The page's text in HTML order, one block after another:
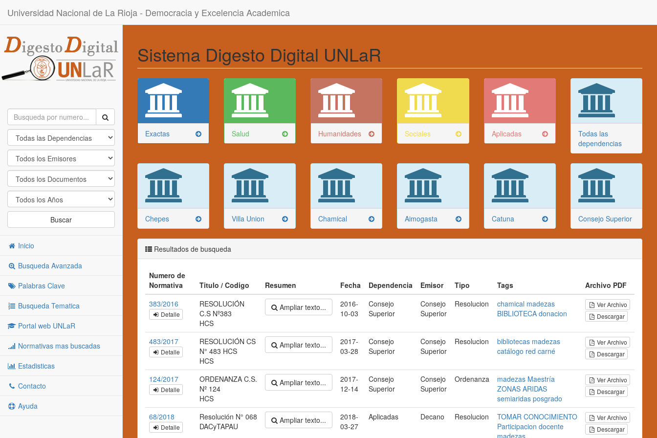
Universidad Nacional de La Rioja - Democracia y Excelencia Academica
Buscar
Inicio
Busqueda Avanzada
Palabras Clave
Busqueda Tematica
Portal web UNLaR
Normativas mas buscadas
Estadisticas
Contacto
Ayuda
Sistema Digesto Digital UNLaR
Exactas Salud Humanidades Sociales Aplicadas
Todas las
dependencias
Chepes Villa Union Chamical Aimogasta Catuna Consejo Superior
Resultados de busqueda
Numero de
Normativa
Titulo / Codigo Resumen Fecha Dependencia Emisor Tipo Tags
Archivo PDF
383/2016
Detalle
RESOLUCIÓN
C.S Nº383
HCS
Ampliar texto...
2016-
10-03
Consejo
Superior
Consejo
Superior
Resolucion chamical madezas
BIBLIOTECA donacion
Ver Archivo
Descargar
483/2017
Detalle
RESOLUCIÓN CS
N° 483 HCS
HCS
Ampliar texto...
2017-
03-28
Consejo
Superior
Consejo
Superior
Resolucion bibliotecas madezas
catálogo red carné
Ver Archivo
Descargar
124/2017
Detalle
ORDENANZA C.S.
Nº 124
HCS
Ampliar texto...
2017-
12-14
Consejo
Superior
Consejo
Superior
Ordenanza madezas Maestría
ZONAS ARIDAS
semiaridas posgrado
Ver Archivo
Descargar
68/2018
Detalle
Resolución N° 068
DACyTAPAU
Ampliar texto...
2018-
03-27
Aplicadas Decano Resolucion
TOMAR CONOCIMIENTO
Participacion docente
madezas
Ver Archivo
Descargar